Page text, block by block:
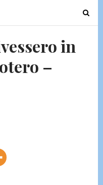
T
o
in
–